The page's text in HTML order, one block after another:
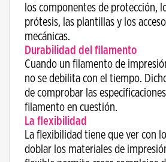
los componentes de protección,
prótesis, las plantillas y los
mecánicas.
Durabilidad del filamento
Cuando un filamento de
no se debilita con el tiempo.
de comprobar las
filamento en cuestión.
La flexibilidad
La flexibilidad tiene que ver con
doblar los materiales de